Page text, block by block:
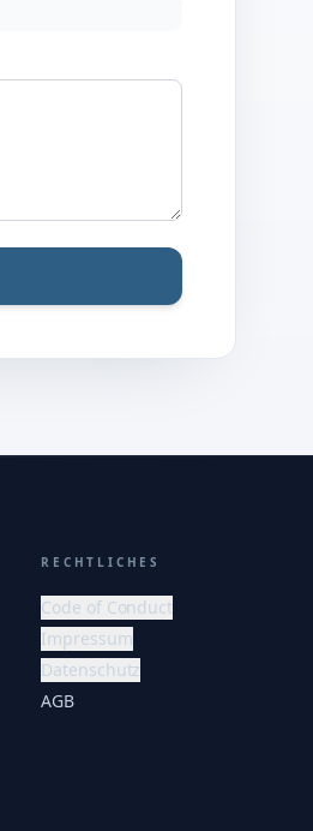
RECHTLICHES
Code of Conduct
Impressum
Datenschutz
AGB